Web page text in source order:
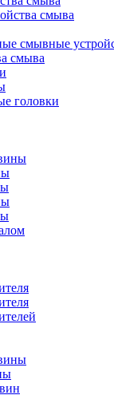
смыва
смывные
смыва
головки